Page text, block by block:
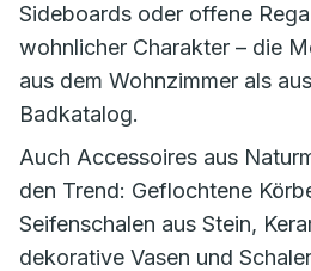
Sideboards oder offene
wohnlicher Charakter – die
aus dem Wohnzimmer als
Badkatalog.
Auch Accessoires aus
den Trend: Geflochtene
Seifenschalen aus Stein,
dekorative Vasen und